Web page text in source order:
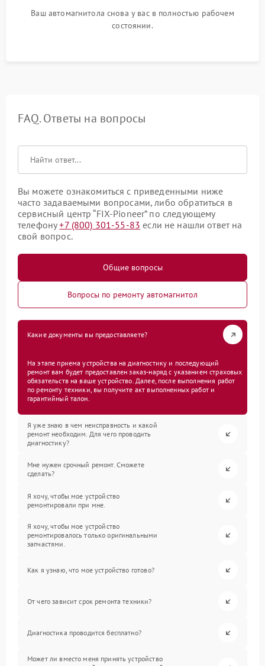
Ваш автомагнитола снова у вас в полностью рабочем
состоянии.
FAQ. Ответы на вопросы
Вы можете ознакомиться с приведенными ниже
часто задаваемыми вопросами, либо обратиться в
сервисный центр “FIX-Pioneer” по следующему
телефону+7 (800) 301-55-83 если не нашли ответ на
свой вопрос.
Общие вопросы
Вопросы по ремонту автомагнитол
Какие документы вы предоставляете?
На этапе приема устройства на диагностику и последующий
ремонт вам будет предоставлен заказ-наряд с указанием страховых
обязательств на ваше устройство. Далее, после выполнения работ
по ремонту техники, вы получите акт выполненных работ и
гарантийный талон.
Я уже знаю в чем неисправность и какой
ремонт необходим. Для чего проводить
диагностику?
Мне нужен срочный ремонт. Сможете
сделать?
Я хочу, чтобы мое устройство
ремонтировали при мне.
Я хочу, чтобы мое устройство
ремонтировалось только оригинальными
запчастями.
Как я узнаю, что мое устройство готово?
От чего зависит срок ремонта техники?
Диагностика проводится бесплатно?
Может ли вместо меня принять устройство